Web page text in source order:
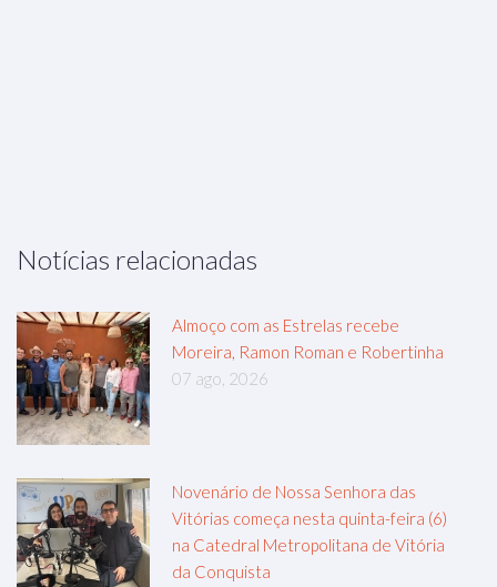
Notícias relacionadas
Almoço com as Estrelas recebe
Moreira, Ramon Roman e Robertinha
07 ago, 2026
Novenário de Nossa Senhora das
Vitórias começa nesta quinta-feira (6)
na Catedral Metropolitana de Vitória
da Conquista